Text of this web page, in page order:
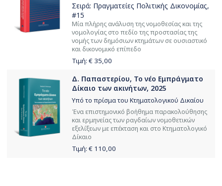
Σειρά: Πραγματείες Πολιτικής Δικονομίας,
#15
Μία πλήρης ανάλυση της νομοθεσίας και της
νομολογίας στο πεδίο της προστασίας της
νομής των δημόσιων κτημάτων σε ουσιαστικό
και δικονομικό επίπεδο
Τιμή: € 35,00
Δ. Παπαστερίου, Το νέο Εμπράγματο
Δίκαιο των ακινήτων, 2025
Υπό το πρίσμα του Κτηματολογικού Δικαίου
Ένα επιστημονικό βοήθημα παρακολούθησης
και ερμηνείας των ραγδαίων νομοθετικών
εξελίξεων με επέκταση και στο Κτηματολογικό
Δίκαιο
Τιμή: € 110,00